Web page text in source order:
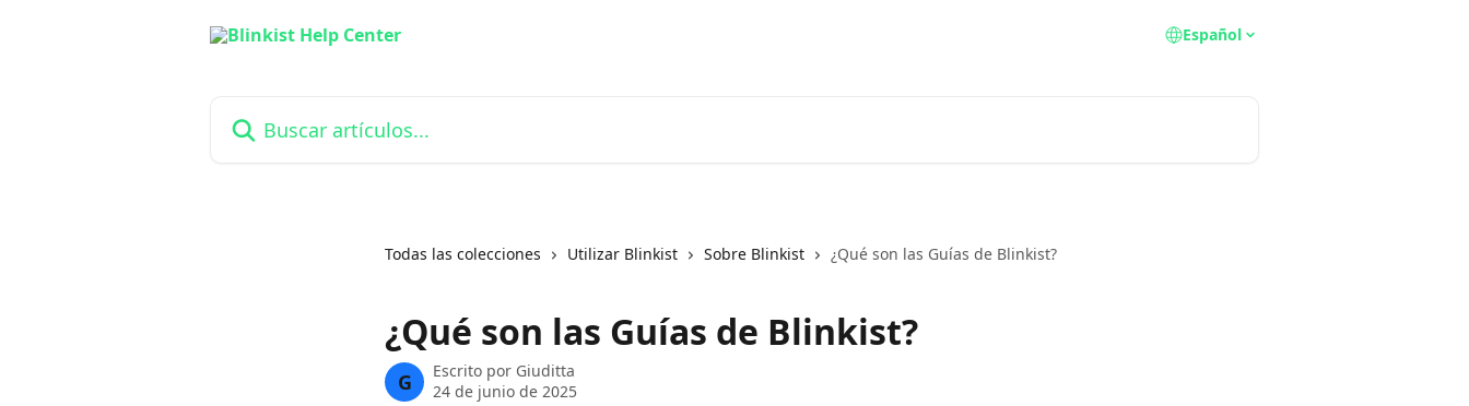
Español
Todas las colecciones Utilizar Blinkist Sobre Blinkist ¿Qué son las Guías de Blinkist?
¿Qué son las Guías de Blinkist?
G Escrito por Giuditta
24 de junio de 2025